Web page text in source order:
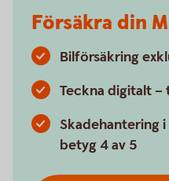
Försäkra din
Bilförsäkring
Teckna digitalt –
Skadehantering
betyg 4 av 5